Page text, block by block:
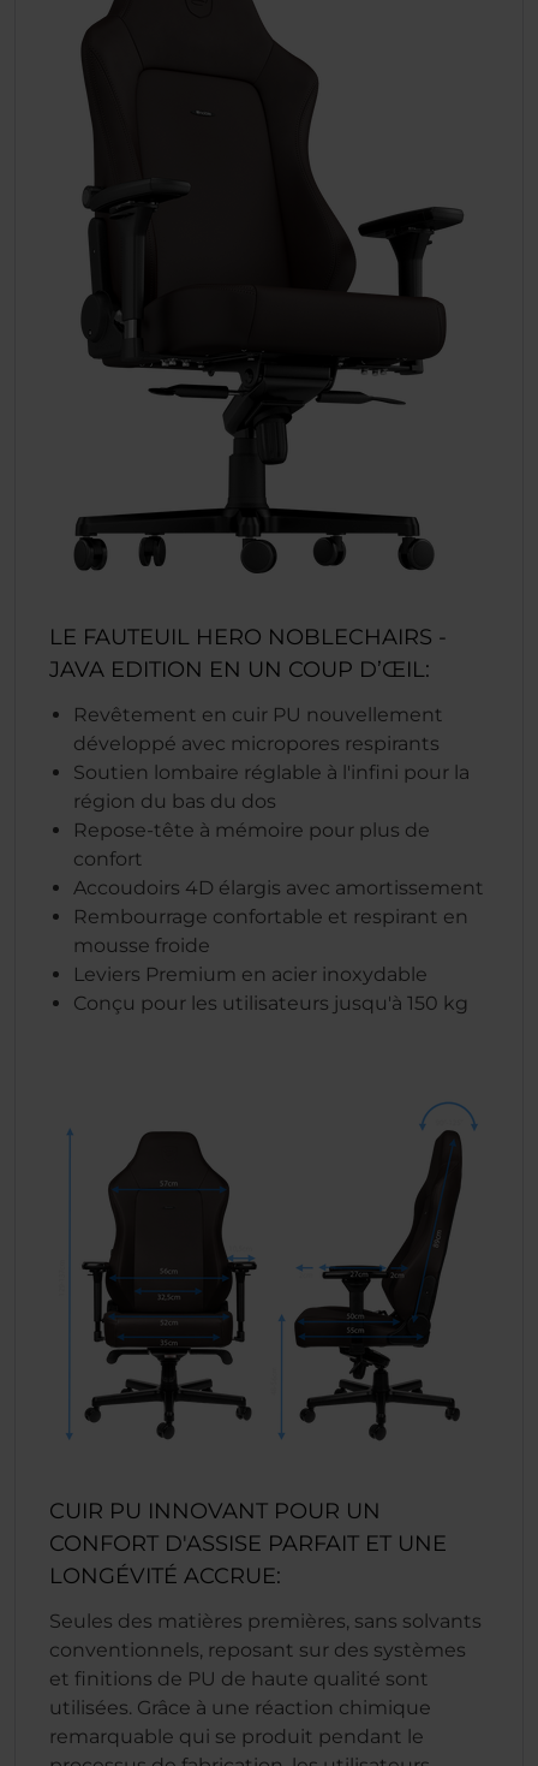
LE FAUTEUIL HERO NOBLECHAIRS -
JAVA EDITION EN UN COUP D’ŒIL:
Revêtement en cuir PU nouvellement
développé avec micropores respirants
Soutien lombaire réglable à l'infini pour la
région du bas du dos
Repose-tête à mémoire pour plus de
confort
Accoudoirs 4D élargis avec amortissement
Rembourrage confortable et respirant en
mousse froide
Leviers Premium en acier inoxydable
Conçu pour les utilisateurs jusqu'à 150 kg
CUIR PU INNOVANT POUR UN
CONFORT D'ASSISE PARFAIT ET UNE
LONGÉVITÉ ACCRUE:
Seules des matières premières, sans solvants
conventionnels, reposant sur des systèmes
et finitions de PU de haute qualité sont
utilisées. Grâce à une réaction chimique
remarquable qui se produit pendant le